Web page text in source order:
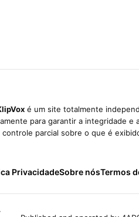
é um site totalmente
para garantir a integridade
controle parcial sobre o que é
PrivacidadeSobre nósTermos